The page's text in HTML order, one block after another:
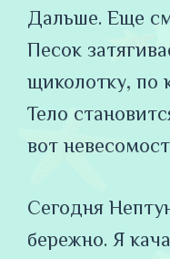
Дальше. Еще
Песок
щиколотку, по
Тело
вот
Сегодня
бережно. Я